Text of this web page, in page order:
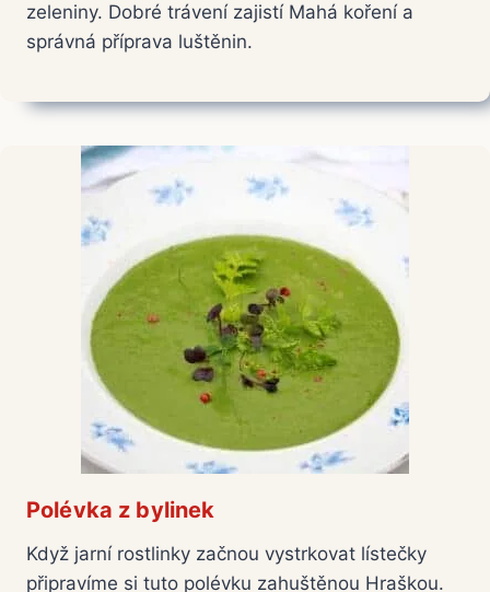
zeleniny. Dobré trávení zajistí Mahá koření a
správná příprava luštěnin.
Polévka z bylinek
Když jarní rostlinky začnou vystrkovat lístečky
připravíme si tuto polévku zahuštěnou Hraškou.